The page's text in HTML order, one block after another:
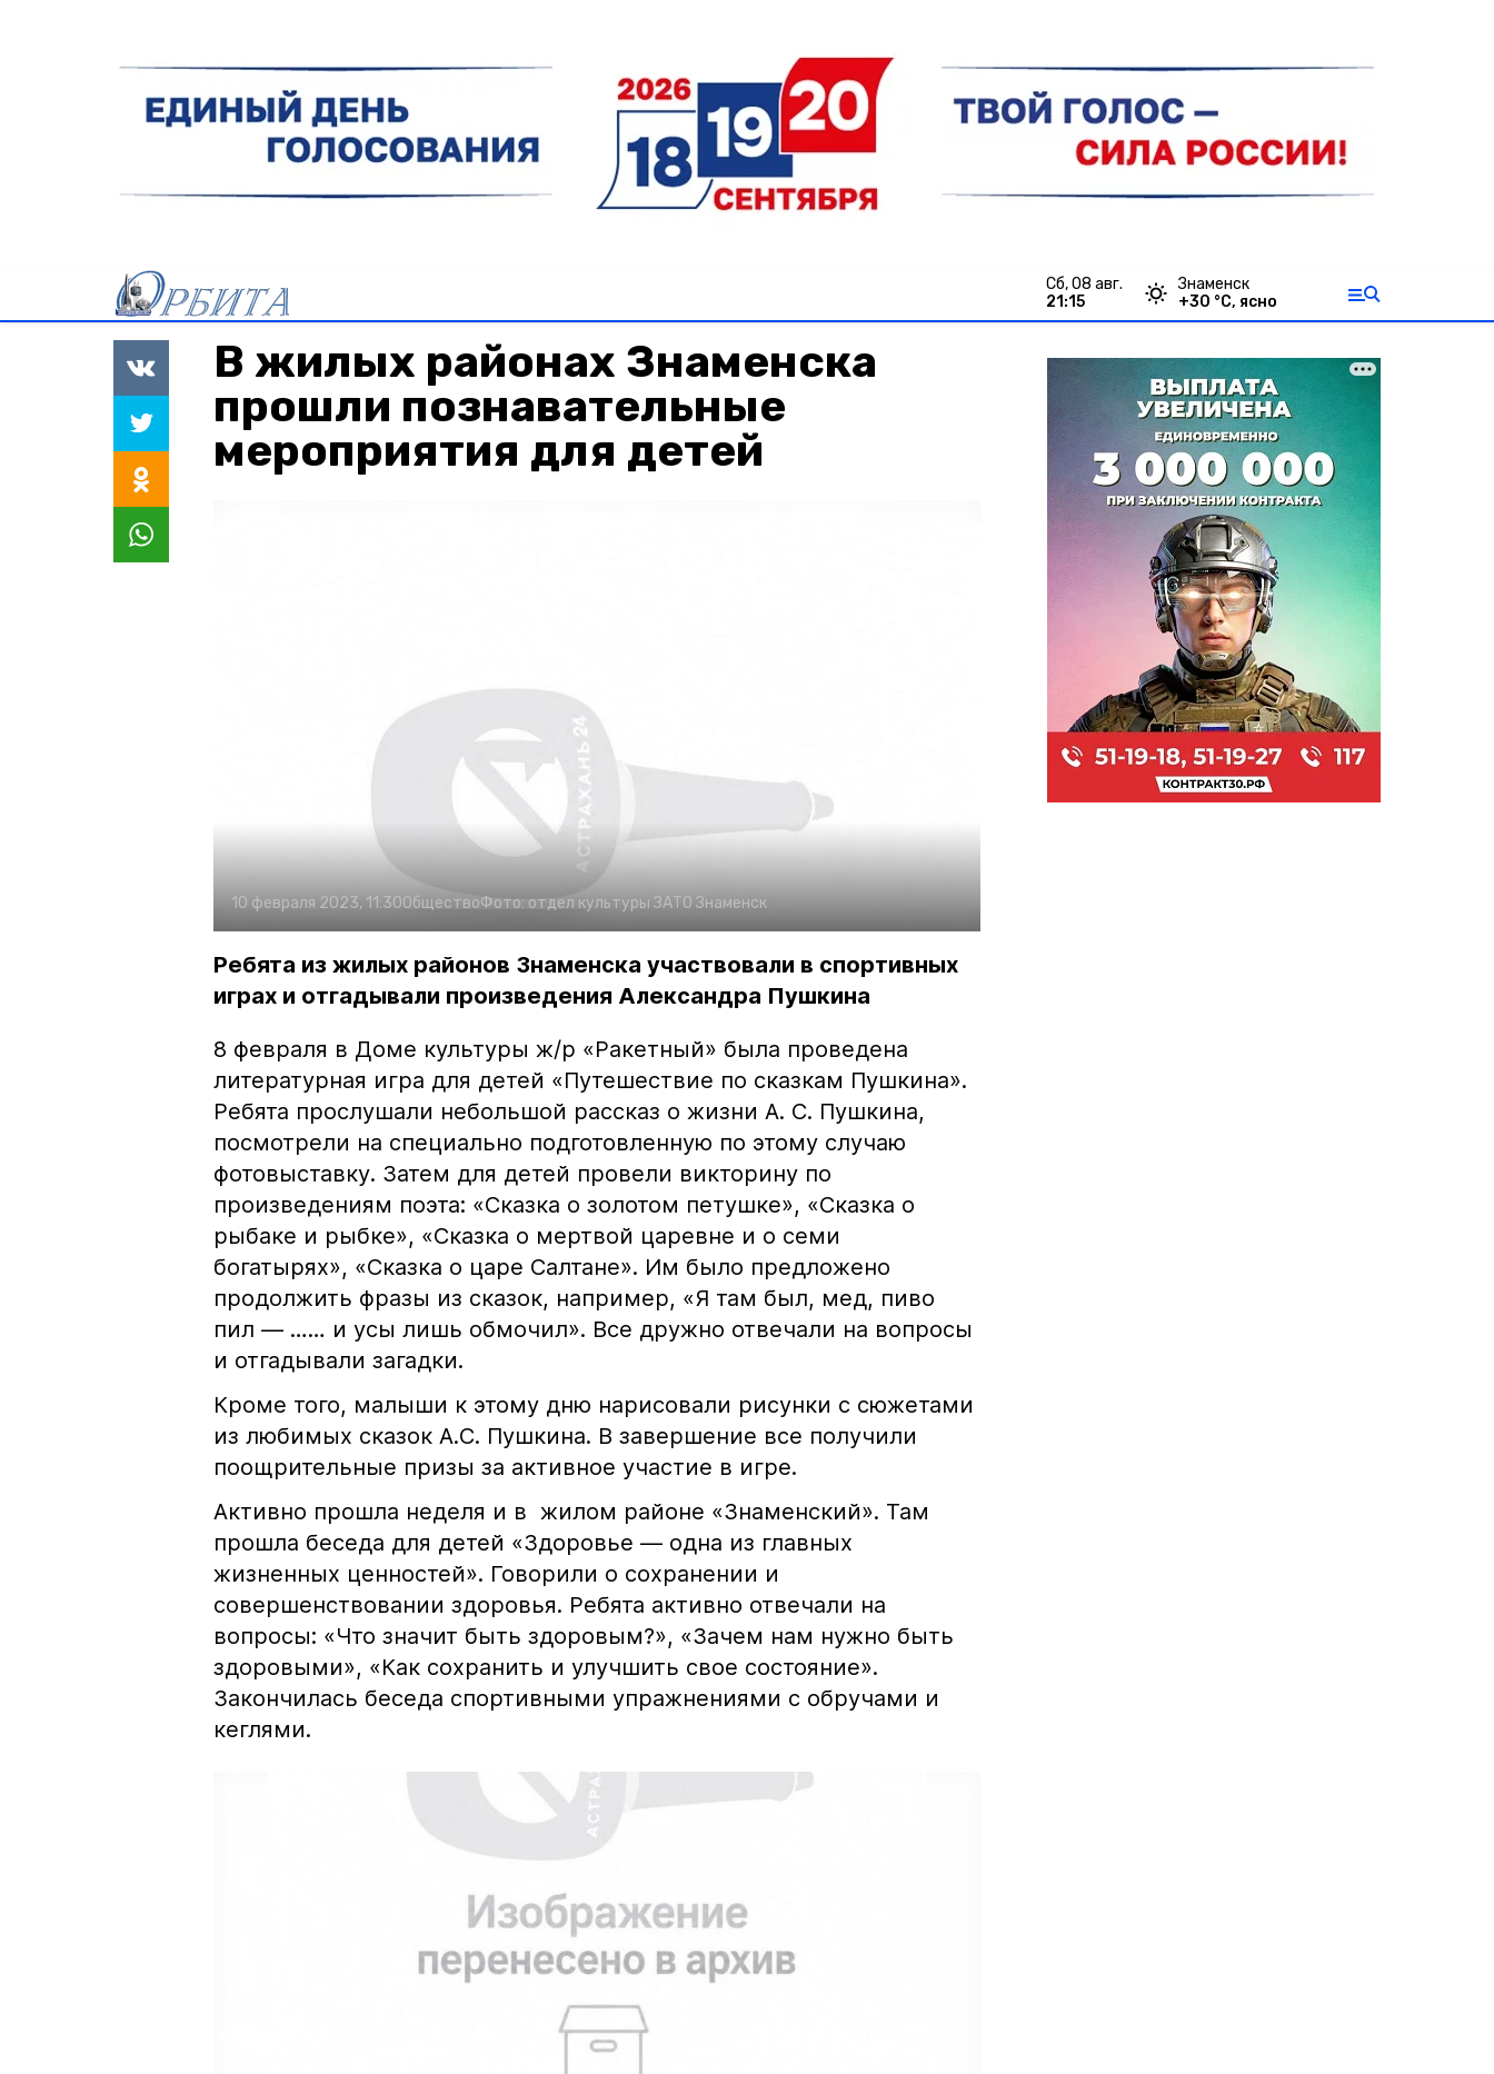
сб, 08 авг.
21:15
Знаменск
+30 °С, ясно
В жилых районах Знаменска
прошли познавательные
мероприятия для детей
10 февраля 2023, 11:30ОбществоФото: отдел культуры ЗАТО Знаменск
Ребята из жилых районов Знаменска участвовали в спортивных
играх и отгадывали произведения Александра Пушкина
8 февраля в Доме культуры ж/р «Ракетный» была проведена
литературная игра для детей «Путешествие по сказкам Пушкина».
Ребята прослушали небольшой рассказ о жизни А. С. Пушкина,
посмотрели на специально подготовленную по этому случаю
фотовыставку. Затем для детей провели викторину по
произведениям поэта: «Сказка о золотом петушке», «Сказка о
рыбаке и рыбке», «Сказка о мертвой царевне и о семи
богатырях», «Сказка о царе Салтане». Им было предложено
продолжить фразы из сказок, например, «Я там был, мед, пиво
пил — …… и усы лишь обмочил». Все дружно отвечали на вопросы
и отгадывали загадки.
Кроме того, малыши к этому дню нарисовали рисунки с сюжетами
из любимых сказок А.С. Пушкина. В завершение все получили
поощрительные призы за активное участие в игре.
Активно прошла неделя и в жилом районе «Знаменский». Там
прошла беседа для детей «Здоровье — одна из главных
жизненных ценностей». Говорили о сохранении и
совершенствовании здоровья. Ребята активно отвечали на
вопросы: «Что значит быть здоровым?», «Зачем нам нужно быть
здоровыми», «Как сохранить и улучшить свое состояние».
Закончилась беседа спортивными упражнениями с обручами и
кеглями.